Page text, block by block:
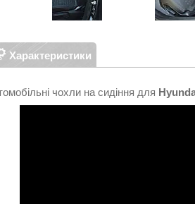
Характеристики
чохли на сидіння для